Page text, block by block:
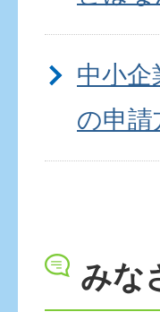
中小
の申
らづ-
みな